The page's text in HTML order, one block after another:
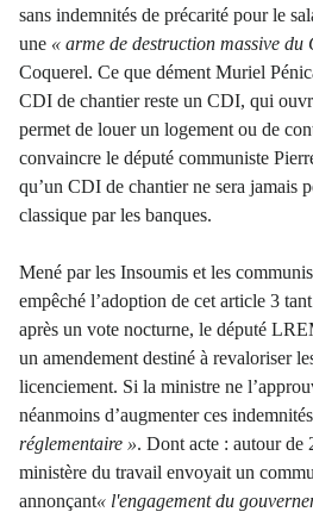
sans indemnités de précarité pour le
une « arme de destruction massive du
Coquerel. Ce que dément Muriel
CDI de chantier reste un CDI, qui
permet de louer un logement ou de
convaincre le député communiste
qu’un CDI de chantier ne sera jamais
classique par les banques.
Mené par les Insoumis et les
empêché l’adoption de cet article 3
après un vote nocturne, le député
un amendement destiné à revaloriser
licenciement. Si la ministre ne
néanmoins d’augmenter ces
réglementaire ». Dont acte : autour de
ministère du travail envoyait un
annonçant« l'engagement du